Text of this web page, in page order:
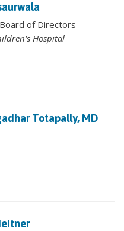
of Directors
Hospital
Totapally, MD